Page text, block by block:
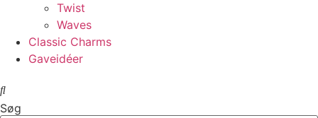
Twist
Waves
Classic Charms
Gaveidéer
Søg